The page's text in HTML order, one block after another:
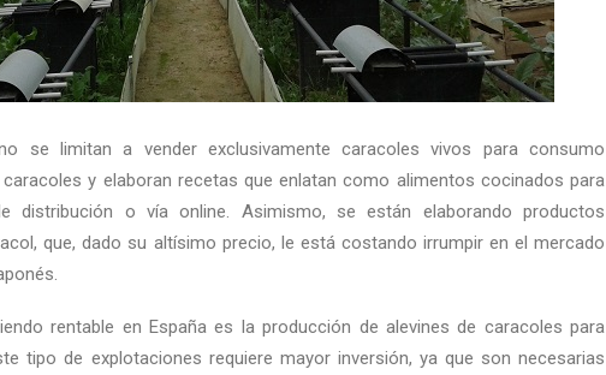
se limitan a vender exclusivamente caracoles vivos para consumo
y elaboran recetas que enlatan como alimentos cocinados para
distribución o vía online. Asimismo, se están elaborando productos
que, dado su altísimo precio, le está costando irrumpir en el mercado
rentable en España es la producción de alevines de caracoles para
tipo de explotaciones requiere mayor inversión, ya que son necesarias